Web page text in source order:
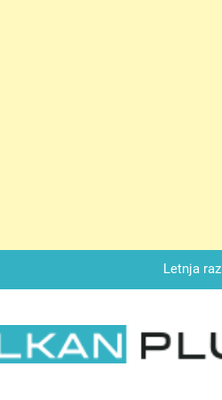
Letnja
Matematički zadatak koji je podijelio